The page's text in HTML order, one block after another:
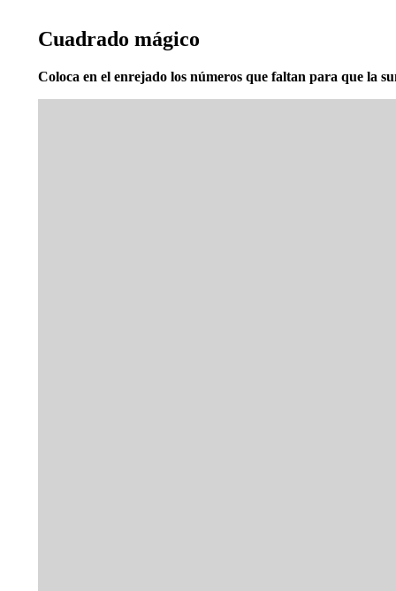
Cuadrado mágico
Coloca en el enrejado los números que faltan para que la